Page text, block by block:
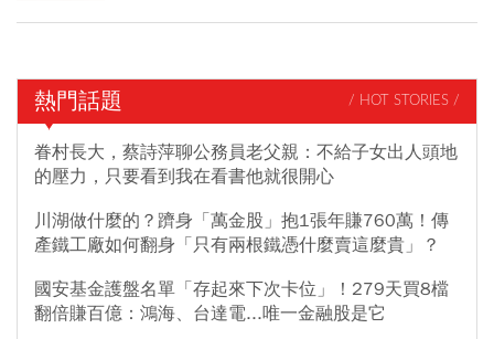
熱門話題 / HOT STORIES /
眷村長大，蔡詩萍聊公務員老父親：不給子女出人頭地
的壓力，只要看到我在看書他就很開心
川湖做什麼的？躋身「萬金股」抱1張年賺760萬！傳
產鐵工廠如何翻身「只有兩根鐵憑什麼賣這麼貴」？
國安基金護盤名單「存起來下次卡位」！279天買8檔
翻倍賺百億：鴻海、台達電...唯一金融股是它